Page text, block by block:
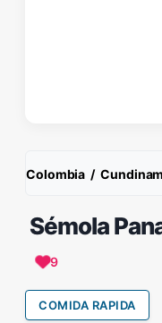
Colombia /
Sémola
9
COMIDA RAPIDA